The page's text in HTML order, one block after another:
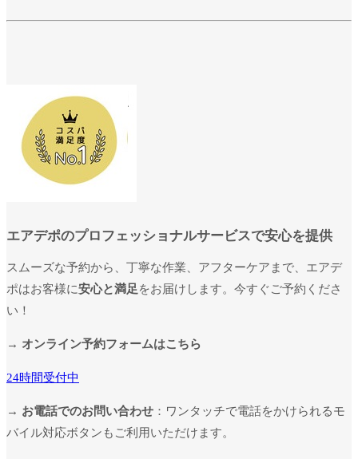
エアデポのプロフェッショナルサービスで安心を提供
スムーズな予約から、丁寧な作業、アフターケアまで、エアデ
ポはお客様に安心と満足をお届けします。今すぐご予約くださ
い！
→ オンライン予約フォームはこちら
24時間受付中
→ お電話でのお問い合わせ ：ワンタッチで電話をかけられるモ
バイル対応ボタンもご利用いただけます。